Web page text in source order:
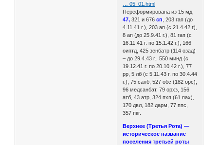
… 05_01.html
Переформирована из 15 мд.
47, 321 и 676сп , 203 гап (до
4.11.41 г.), 203 ап (с 21.4.42 г),
8 ап (до 25.9.41 г.), 81 гап (с
16.11.41 г. по 15.1.42 г.), 166
оиптд, 425 зенбатр (114 озад)
– до 29.4.43 г., 550 минд (с
19.12.41 г. по 20.10.42 г.), 77
рр, 5 лб (с 5.11.43 г. по 30.4.44
г.), 75 сапб, 527 обс (182 орс),
96 медсанбат, 79 орхз, 156
атб, 43 атр, 324 пхп (61 пах),
170 двл, 182 дарм, 77 ппс,
357 пкг.
Верхнее (Третья Рота) —
историческое название
поселения третьей роты